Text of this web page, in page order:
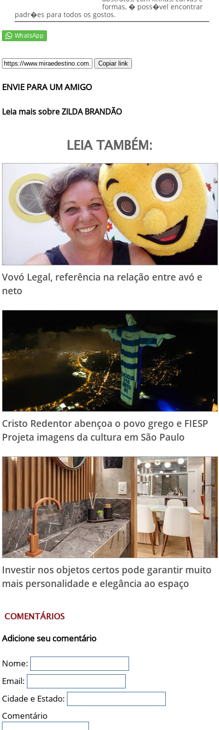
formas, � poss�vel encontrar
padr�es para todos os gostos.
Copiar link
ENVIE PARA UM AMIGO
Leia mais sobre ZILDA BRANDÃO
LEIA TAMBÉM:
Vovó Legal, referência na relação entre avó e
neto
Cristo Redentor abençoa o povo grego e FIESP
Projeta imagens da cultura em São Paulo
Investir nos objetos certos pode garantir muito
mais personalidade e elegância ao espaço
COMENTÁRIOS
Adicione seu comentário
Nome:
Email:
Cidade e Estado:
Comentário